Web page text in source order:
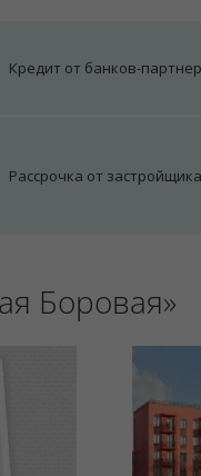
Кредит от банков-
Рассрочка от застройщика
Боровая»